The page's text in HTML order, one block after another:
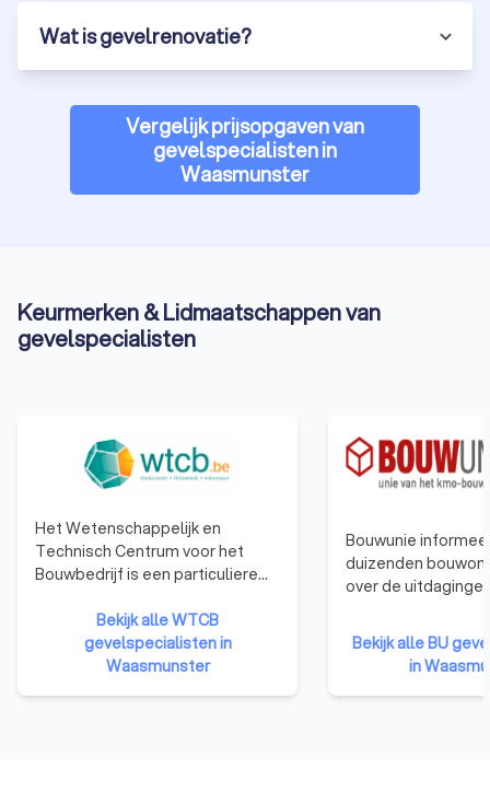
Wat is gevelrenovatie?
Vergelijk prijsopgaven van
gevelspecialisten in
Waasmunster
Keurmerken & Lidmaatschappen van
gevelspecialisten
Het Wetenschappelijk en
Technisch Centrum voor het
Bouwbedrijf is een particuliere
in 1960 om het toegepaste
onderzoek in de industrie te
bevorderen en zo het
Bekijk alle WTCB
gevelspecialisten in
Waasmunster
Bouwunie
duizenden
over de
Bouwunie is er
bedrijven en
ondernemers uit
We behartigen de
Bekijk alle BU
in